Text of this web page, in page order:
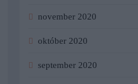
november 2020
október 2020
september 2020